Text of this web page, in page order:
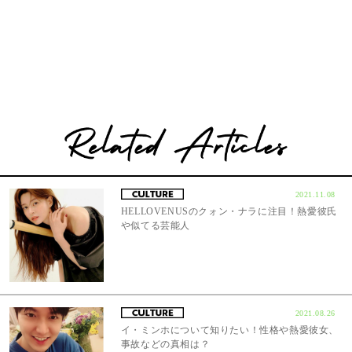
2021.11.08
HELLOVENUSのクォン・ナラに注目！熱愛彼氏
や似てる芸能人
2021.08.26
イ・ミンホについて知りたい！性格や熱愛彼女、
事故などの真相は？